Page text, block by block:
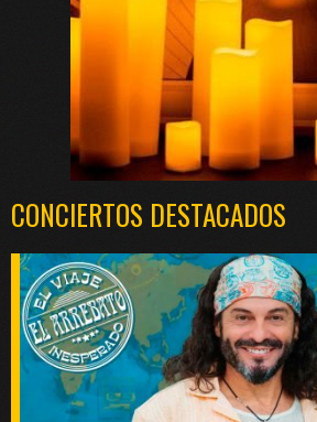
CONCIERTOS DESTACADOS